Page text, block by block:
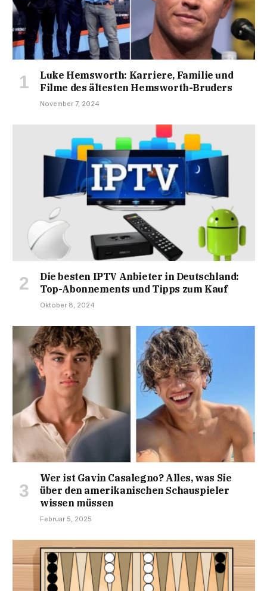
Luke Hemsworth: Karriere, Familie und
Filme des ältesten Hemsworth-Bruders
November 7, 2024
Die besten IPTV Anbieter in Deutschland:
Top-Abonnements und Tipps zum Kauf
Oktober 8, 2024
Wer ist Gavin Casalegno? Alles, was Sie
über den amerikanischen Schauspieler
wissen müssen
Februar 5, 2025